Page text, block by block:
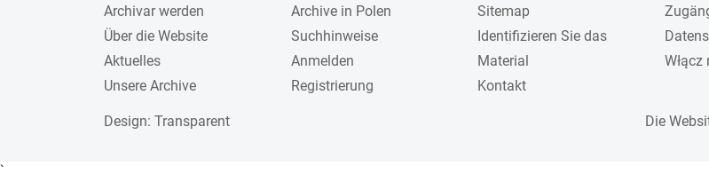
Archivar werden
Über die Website
Aktuelles
Unsere Archive
Archive in Polen
Suchhinweise
Anmelden
Registrierung
Sitemap
Identifizieren Sie das
Material
Kontakt
Design: Transparent Die
`